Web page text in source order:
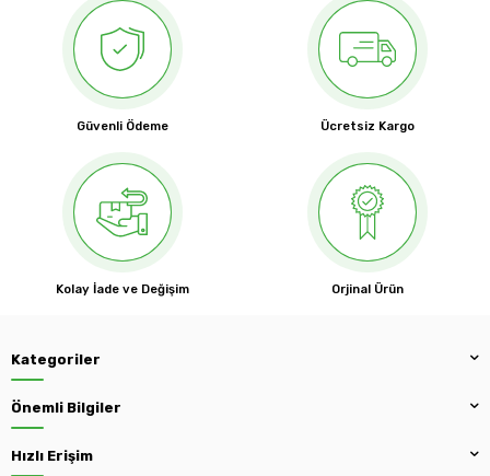
Güvenli Ödeme Ücretsiz Kargo
Kolay İade ve Değişim Orjinal Ürün
Kategoriler
Önemli Bilgiler
Hızlı Erişim